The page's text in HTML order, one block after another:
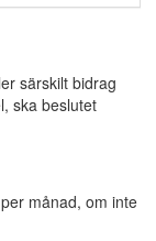
särskilt bidrag
ska beslutet
månad, om inte